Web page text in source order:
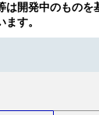
は開発中のものを
す。